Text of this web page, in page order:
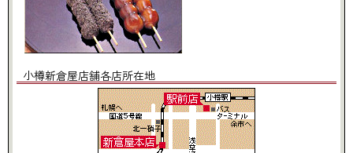
小樽新倉屋店舗各店所在地